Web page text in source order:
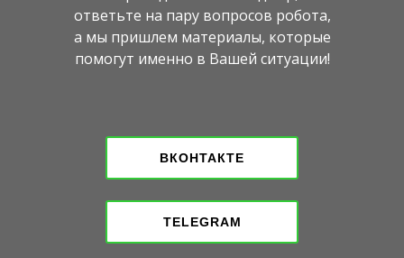
ответьте на пару вопросов робота,
а мы пришлем материалы, которые
помогут именно в Вашей ситуации!
ВКОНТАКТЕ
TELEGRAM